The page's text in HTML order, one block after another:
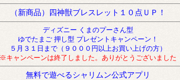
（新商品）四神獣ブレスレット１０点ＵＰ！
ディズニー くまのプーさん型
ゆでたまご 押し型 プレゼントキャンペーン！
５月３１日まで（９０００円以上お買い上げの方）
※キャンペーンは終了しました。ありがとうございました
無料で遊べるシャリムン公式アプリ